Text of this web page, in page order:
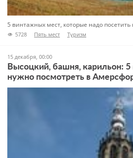
5 винтажных мест, которые надо
5728 Пять мест Туризм
15 декабря, 00:00
Высоцкий, башня, карильон: 5
нужно посмотреть в